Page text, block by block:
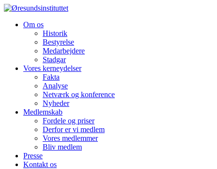
Om os
Historik
Bestyrelse
Medarbejdere
Stadgar
Vores kerneydelser
Fakta
Analyse
Netværk og konference
Nyheder
Medlemskab
Fordele og priser
Derfor er vi medlem
Vores medlemmer
Bliv medlem
Presse
Kontakt os